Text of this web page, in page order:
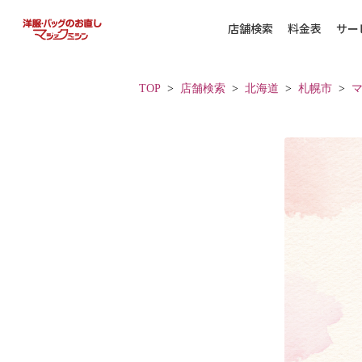
店舗検索 料金表 サー
TOP 店舗検索 北海道 札幌市